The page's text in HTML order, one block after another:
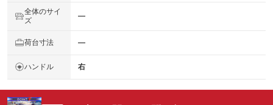
全体のサイ
ズ
―
荷台寸法 ―
ハンドル 右